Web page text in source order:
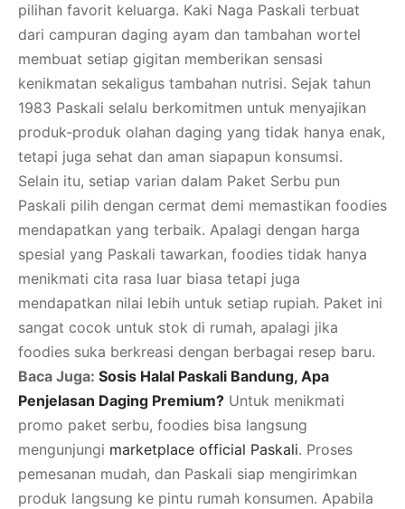
pilihan favorit keluarga. Kaki Naga Paskali terbuat
dari campuran daging ayam dan tambahan wortel
membuat setiap gigitan memberikan sensasi
kenikmatan sekaligus tambahan nutrisi. Sejak tahun
1983 Paskali selalu berkomitmen untuk menyajikan
produk-produk olahan daging yang tidak hanya enak,
tetapi juga sehat dan aman siapapun konsumsi.
Selain itu, setiap varian dalam Paket Serbu pun
Paskali pilih dengan cermat demi memastikan foodies
mendapatkan yang terbaik. Apalagi dengan harga
spesial yang Paskali tawarkan, foodies tidak hanya
menikmati cita rasa luar biasa tetapi juga
mendapatkan nilai lebih untuk setiap rupiah. Paket ini
sangat cocok untuk stok di rumah, apalagi jika
foodies suka berkreasi dengan berbagai resep baru.
Baca Juga: Sosis Halal Paskali Bandung, Apa
Penjelasan Daging Premium? Untuk menikmati
promo paket serbu, foodies bisa langsung
mengunjungi marketplace official Paskali. Proses
pemesanan mudah, dan Paskali siap mengirimkan
produk langsung ke pintu rumah konsumen. Apabila